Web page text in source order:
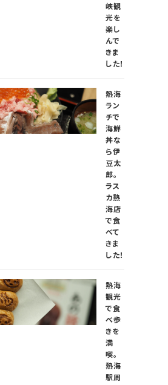
峡観
光を
楽し
んで
きま
した！
熱海
ラン
チで
海鮮
丼な
ら伊
豆太
郎。
ラス
カ熱
海店
で食
べて
きま
した！
熱海
観光
で食
べ歩
きを
満
喫。
熱海
駅周